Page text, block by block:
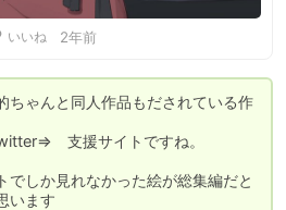
いいね 2年前
ちゃんと同人作品もだされている作
　支援サイトですね。
でしか見れなかった絵が総集編だと
います